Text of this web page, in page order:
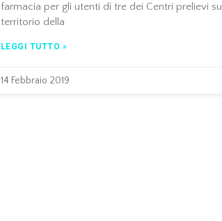
farmacia per gli utenti di tre dei Centri prelievi sul
territorio della
LEGGI TUTTO »
14 Febbraio 2019